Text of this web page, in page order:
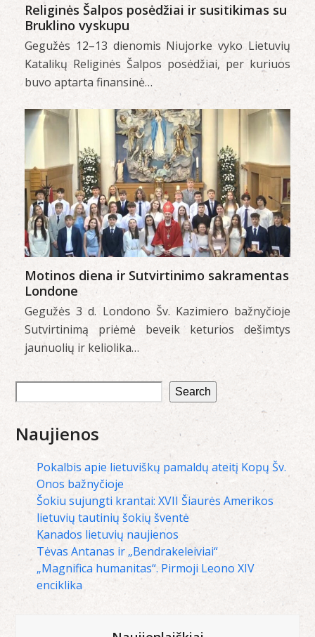
Religinės Šalpos posėdžiai ir susitikimas su
Bruklino vyskupu
Gegužės 12–13 dienomis Niujorke vyko Lietuvių
Katalikų Religinės Šalpos posėdžiai, per kuriuos
buvo aptarta finansinė…
Motinos diena ir Sutvirtinimo sakramentas
Londone
Gegužės 3 d. Londono Šv. Kazimiero bažnyčioje
Sutvirtinimą priėmė beveik keturios dešimtys
jaunuolių ir keliolika…
Search
Naujienos
Pokalbis apie lietuviškų pamaldų ateitį Kopų Šv.
Onos bažnyčioje
Šokiu sujungti krantai: XVII Šiaurės Amerikos
lietuvių tautinių šokių šventė
Kanados lietuvių naujienos
Tėvas Antanas ir „Bendrakeleiviai“
„Magnifica humanitas“. Pirmoji Leono XIV
enciklika